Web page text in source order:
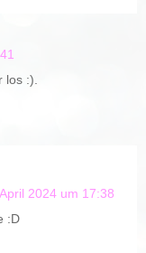
los :).
2024 um 17:38
:D